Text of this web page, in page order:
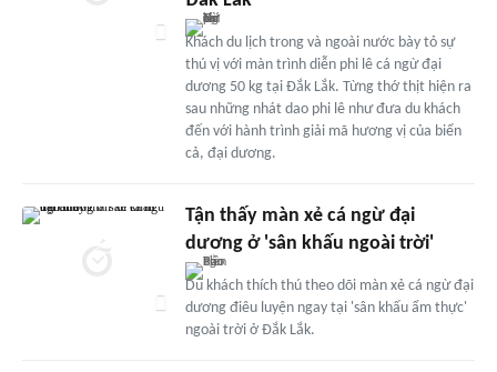
Khách du lịch trong và ngoài nước bày tỏ sự
thú vị với màn trình diễn phi lê cá ngừ đại
dương 50 kg tại Đắk Lắk. Từng thớ thịt hiện ra
sau những nhát dao phi lê như đưa du khách
đến với hành trình giải mã hương vị của biển
cả, đại dương.
Tận thấy màn xẻ cá ngừ đại
dương ở 'sân khấu ngoài trời'
Du khách thích thú theo dõi màn xẻ cá ngừ đại
dương điêu luyện ngay tại 'sân khấu ẩm thực'
ngoài trời ở Đắk Lắk.